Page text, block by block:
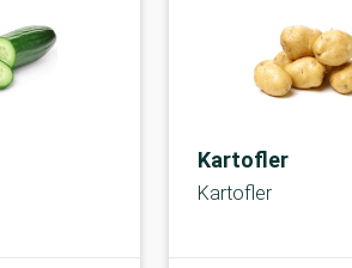
Kartofler
Kartofler